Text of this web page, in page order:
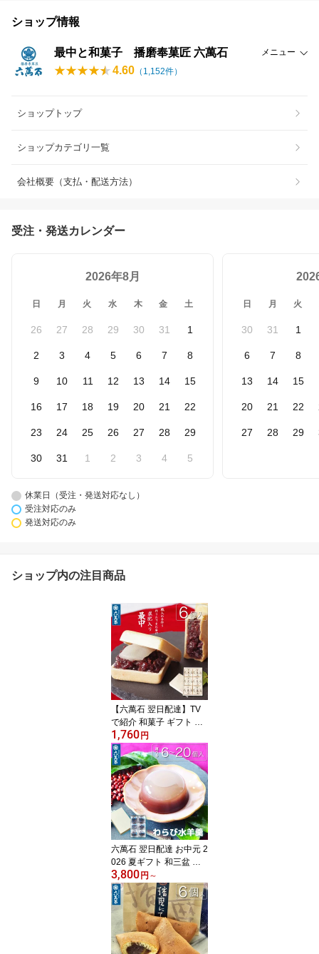
ショップ情報
最中と和菓子 播磨奉菓匠 六萬石 メニュー
4.60 （ 1,152件）
ショップトップ
ショップカテゴリ一覧
会社概要（支払・配送方法）
受注・発送カレンダー
2026年8月
日 月 火 水 木 金 土
26 27 28 29 30 31 1
2 3 4 5 6 7 8
9 10 11 12 13 14 15
16 17 18 19 20 21 22
23 24 25 26 27 28 29
30 31 1 2 3 4 5
日 月 火
30 31 1
6 7 8
13 14 15
20 21 22
27 28 29
休業日（受注・発送対応なし）
受注対応のみ
発送対応のみ
ショップ内の注目商品
【六萬石 翌日配達】TV
で紹介 和菓子 ギフト 作
りたて 求肥入 最中 ラン
キング1位 もなか『六萬
石最中 6個入』 個包装 銘
菓 手作り 内祝い お返し
お供え お悔やみ 菓子 結
婚祝い 法要 粗供養 香典
返し 食べ物 お取り寄せ
お歳暮【宅急便コンパク
ト】
1,760 円
六萬石 翌日配達 お中元 2
026 夏ギフト 和三盆 和
菓子 詰め合わせ 『わら
び水羊羹』 6〜20個入 ギ
フト 水ようかん お供え
お菓子 香典返し 法事 お
供え物 手土産 贈り物 内
祝い わらび餅 お返し
【宅急便コンパクト】
3,800 円 ～